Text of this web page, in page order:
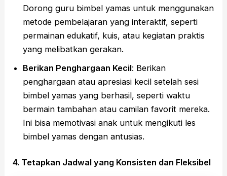
Dorong guru bimbel yamas untuk menggunakan
metode pembelajaran yang interaktif, seperti
permainan edukatif, kuis, atau kegiatan praktis
yang melibatkan gerakan.
Berikan Penghargaan Kecil: Berikan
penghargaan atau apresiasi kecil setelah sesi
bimbel yamas yang berhasil, seperti waktu
bermain tambahan atau camilan favorit mereka.
Ini bisa memotivasi anak untuk mengikuti les
bimbel yamas dengan antusias.
4. Tetapkan Jadwal yang Konsisten dan Fleksibel